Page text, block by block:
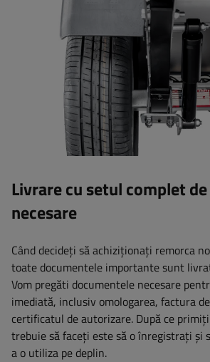
Livrare cu setul complet
necesare
Când decideți să achiziționați remorca
toate documentele importante sunt
Vom pregăti documentele necesare
imediată, inclusiv omologarea, factura
certificatul de autorizare. După ce
trebuie să faceți este să o înregistrați și
a o utiliza pe deplin.